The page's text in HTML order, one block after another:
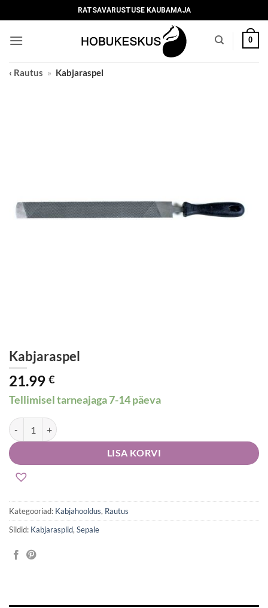
to
content
RATSAVARUSTUSE KAUBAMAJA
0
‹ Rautus » Kabjaraspel
Kabjaraspel
21.99 €
Tellimisel tarneajaga 7-14 päeva
Kabjaraspel kogus
LISA KORVI
Kategooriad: Kabjahooldus, Rautus
Sildid: Kabjarasplid, Sepale